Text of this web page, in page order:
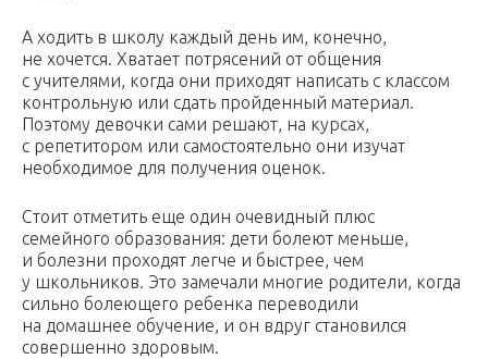
А ходить в школу каждый день им, конечно,
не хочется. Хватает потрясений от общения
с учителями, когда они приходят написать с классом
контрольную или сдать пройденный материал.
Поэтому девочки сами решают, на курсах,
с репетитором или самостоятельно они изучат
необходимое для получения оценок.
Стоит отметить еще один очевидный плюс
семейного образования: дети болеют меньше,
и болезни проходят легче и быстрее, чем
у школьников. Это замечали многие родители, когда
сильно болеющего ребенка переводили
на домашнее обучение, и он вдруг становился
совершенно здоровым.